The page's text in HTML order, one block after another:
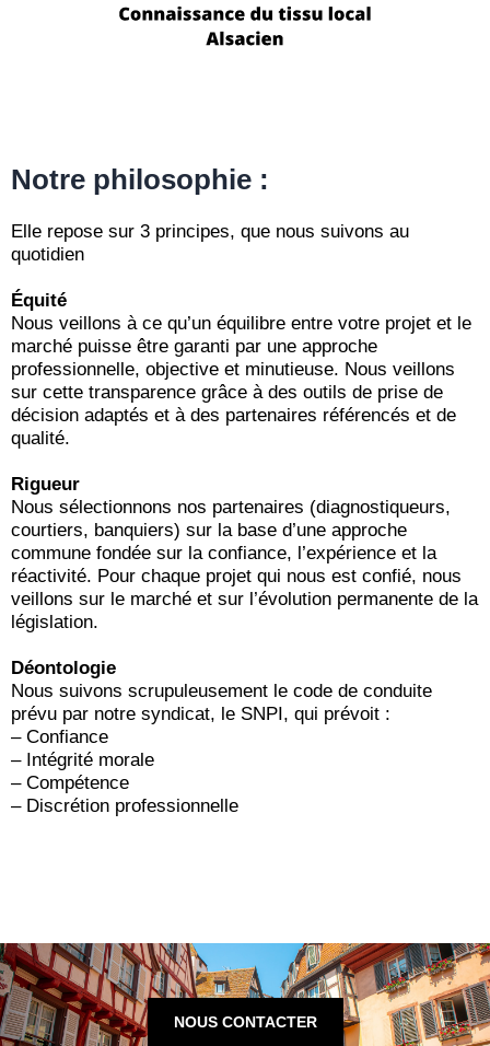
Notre philosophie :
Elle repose sur 3 principes, que nous suivons au
quotidien
Équité
Nous veillons à ce qu’un équilibre entre votre projet et le
marché puisse être garanti par une approche
professionnelle, objective et minutieuse. Nous veillons
sur cette transparence grâce à des outils de prise de
décision adaptés et à des partenaires référencés et de
qualité.
Rigueur
Nous sélectionnons nos partenaires (diagnostiqueurs,
courtiers, banquiers) sur la base d’une approche
commune fondée sur la confiance, l’expérience et la
réactivité. Pour chaque projet qui nous est confié, nous
veillons sur le marché et sur l’évolution permanente de la
législation.
Déontologie
Nous suivons scrupuleusement le code de conduite
prévu par notre syndicat, le SNPI, qui prévoit :
– Confiance
– Intégrité morale
– Compétence
– Discrétion professionnelle
NOUS CONTACTER